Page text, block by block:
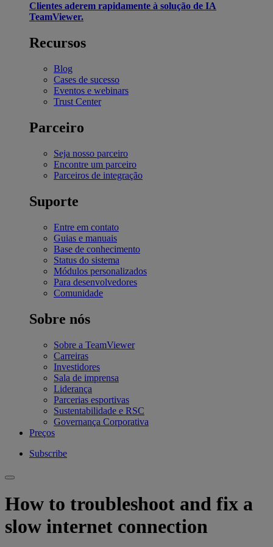
Clientes aderem rapidamente à solução de IA
TeamViewer.
Recursos
Blog
Cases de sucesso
Eventos e webinars
Trust Center
Parceiro
Seja nosso parceiro
Encontre um parceiro
Parceiros de integração
Suporte
Entre em contato
Guias e manuais
Base de conhecimento
Status do sistema
Módulos personalizados
Para desenvolvedores
Comunidade
Sobre nós
Sobre a TeamViewer
Carreiras
Investidores
Sala de imprensa
Liderança
Parcerias esportivas
Sustentabilidade e RSC
Governança Corporativa
Preços
Subscribe
How to troubleshoot and fix a
slow internet connection